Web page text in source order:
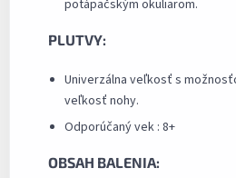
potápačským okuliarom.
PLUTVY:
Univerzálna veľkosť s
veľkosť nohy.
Odporúčaný vek : 8+
OBSAH BALENIA: